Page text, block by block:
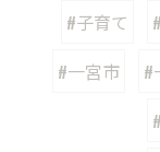
#子育て
#一宮市
#